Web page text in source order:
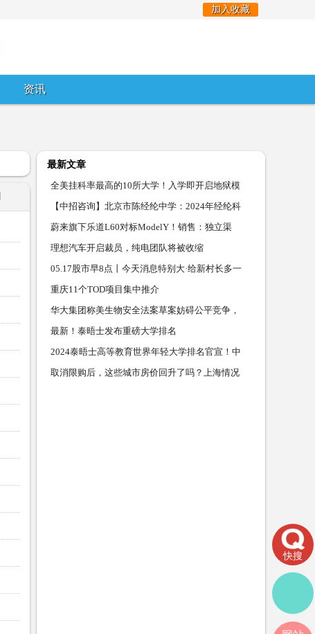
加入收藏
资讯
最新文章
全美挂科率最高的10所大学！入学即开启地狱模
式，这届留学
【中招咨询】北京市陈经纶中学：2024年经纶科
技人才班录
蔚来旗下乐道L60对标ModelY！销售：独立渠
道，权益有差距丨
理想汽车开启裁员，纯电团队将被收缩
05.17股市早8点丨今天消息特别大·给新村长多一
点点时
重庆11个TOD项目集中推介
华大集团称美生物安全法案草案妨碍公平竞争，
对公司业务
最新！泰晤士发布重磅大学排名
2024泰晤士高等教育世界年轻大学排名官宣！中
国香港高校
取消限购后，这些城市房价回升了吗？上海情况
快搜